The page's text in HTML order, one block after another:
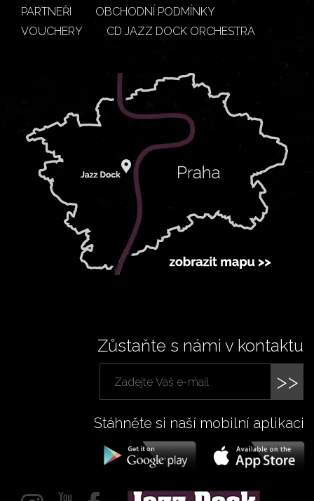
PARTNEŘI
OBCHODNÍ PODMÍNKY
VOUCHERY
CD JAZZ DOCK ORCHESTRA
Zůstaňte s námi v kontaktu
>>
Stáhněte si naší mobilní aplikaci